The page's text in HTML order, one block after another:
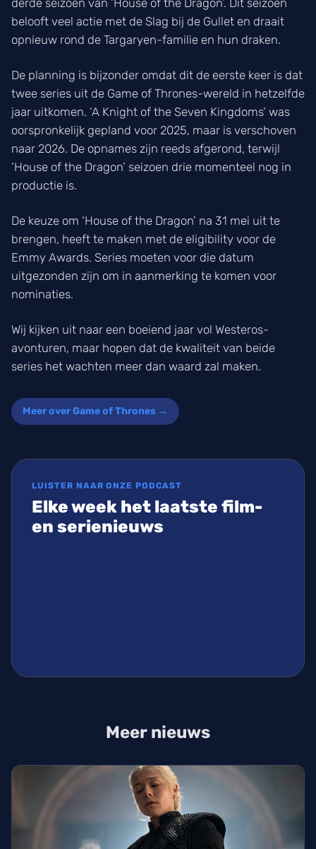
belooft veel actie met de Slag bij de Gullet en draait
opnieuw rond de Targaryen-familie en hun draken.
De planning is bijzonder omdat dit de eerste keer is dat
twee series uit de Game of Thrones-wereld in hetzelfde
jaar uitkomen. ‘A Knight of the Seven Kingdoms’ was
oorspronkelijk gepland voor 2025, maar is verschoven
naar 2026. De opnames zijn reeds afgerond, terwijl
‘House of the Dragon’ seizoen drie momenteel nog in
productie is.
De keuze om ‘House of the Dragon’ na 31 mei uit te
brengen, heeft te maken met de eligibility voor de
Emmy Awards. Series moeten voor die datum
uitgezonden zijn om in aanmerking te komen voor
nominaties.
Wij kijken uit naar een boeiend jaar vol Westeros-
avonturen, maar hopen dat de kwaliteit van beide
series het wachten meer dan waard zal maken.
Meer over Game of Thrones →
LUISTER NAAR ONZE PODCAST
Elke week het laatste film-
en serienieuws
Meer nieuws